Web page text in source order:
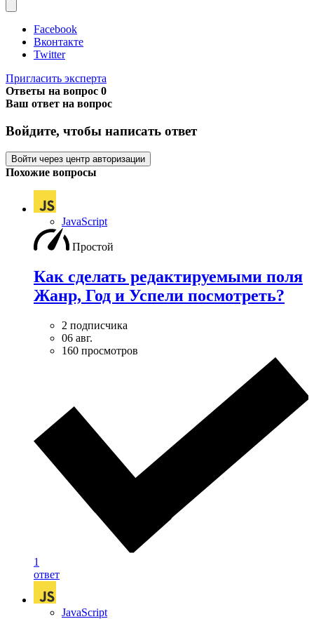
Facebook
Вконтакте
Twitter
Пригласить эксперта
Ответы на вопрос 0
Ваш ответ на вопрос
Войдите, чтобы написать ответ
Войти через центр авторизации
Похожие вопросы
JavaScript
Простой
Как сделать редактируемыми поля
Жанр, Год и Успели посмотреть?
2 подписчика
06 авг.
160 просмотров
1
ответ
JavaScript